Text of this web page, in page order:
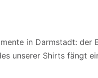
in Darmstadt:
unserer Shirts fängt